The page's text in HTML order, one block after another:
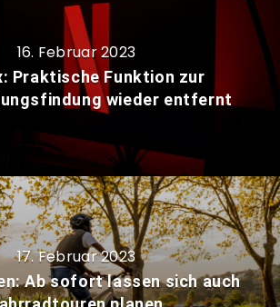
16. Februar 2023
Praktische Funktion zur
wieder entfernt
17. Februar 2023
Ab sofort lassen sich auch